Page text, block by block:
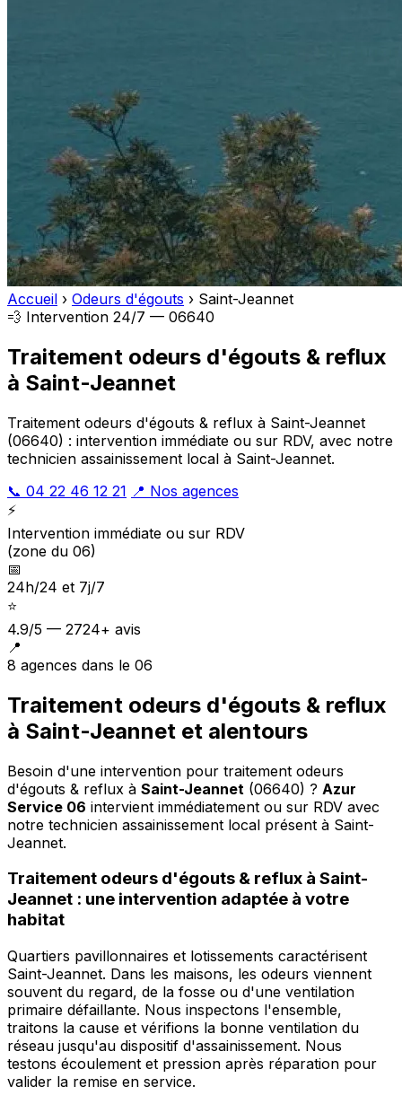
Accueil › Odeurs d'égouts › Saint-Jeannet
💨 Intervention 24/7 — 06640
Traitement odeurs d'égouts & reflux
à Saint-Jeannet
Traitement odeurs d'égouts & reflux à Saint-Jeannet
(06640) : intervention immédiate ou sur RDV, avec notre
technicien assainissement local à Saint-Jeannet.
📞 04 22 46 12 21 📍 Nos agences
⚡
Intervention immédiate ou sur RDV
(zone du 06)
📅
24h/24 et 7j/7
⭐
4.9/5 — 2724+ avis
📍
8 agences dans le 06
Traitement odeurs d'égouts & reflux
à Saint-Jeannet et alentours
Besoin d'une intervention pour traitement odeurs
d'égouts & reflux à Saint-Jeannet (06640) ? Azur
Service 06 intervient immédiatement ou sur RDV avec
notre technicien assainissement local présent à Saint-
Jeannet.
Traitement odeurs d'égouts & reflux à Saint-
Jeannet : une intervention adaptée à votre
habitat
Quartiers pavillonnaires et lotissements caractérisent
Saint-Jeannet. Dans les maisons, les odeurs viennent
souvent du regard, de la fosse ou d'une ventilation
primaire défaillante. Nous inspectons l'ensemble,
traitons la cause et vérifions la bonne ventilation du
réseau jusqu'au dispositif d'assainissement. Nous
testons écoulement et pression après réparation pour
valider la remise en service.